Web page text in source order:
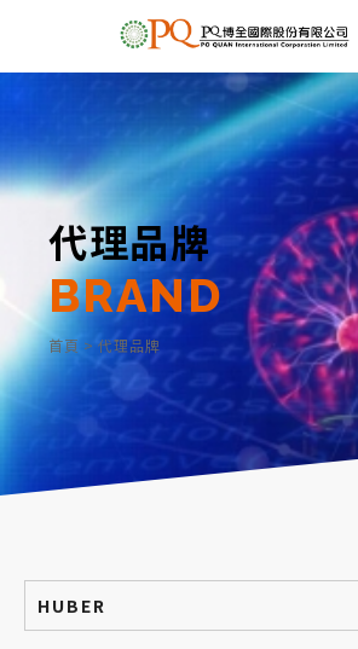
代理品牌
BRAND
首頁 > 代理品牌
HUBER